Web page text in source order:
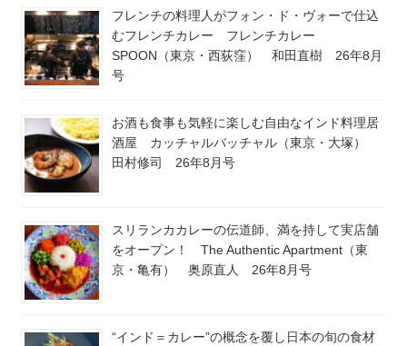
フレンチの料理人がフォン・ド・ヴォーで仕込
むフレンチカレー フレンチカレー
SPOON（東京・西荻窪） 和田直樹 26年8月
号
お酒も食事も気軽に楽しむ自由なインド料理居
酒屋 カッチャルバッチャル（東京・大塚）
田村修司 26年8月号
スリランカカレーの伝道師、満を持して実店舗
をオープン！ The Authentic Apartment（東
京・亀有） 奥原直人 26年8月号
“インド＝カレー”の概念を覆し日本の旬の食材